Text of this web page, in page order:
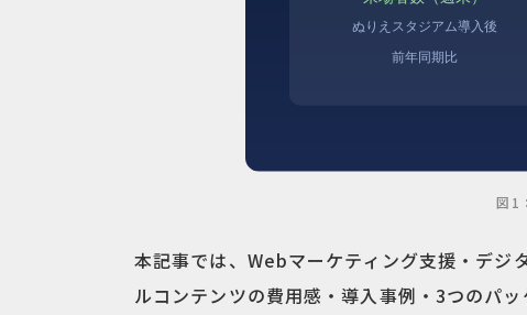
図1
本記事では、Webマーケティング支援・デジ
ルコンテンツの費用感・導入事例・3つのパ